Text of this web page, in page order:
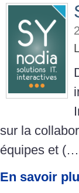
sur la
équipes et
En savoir